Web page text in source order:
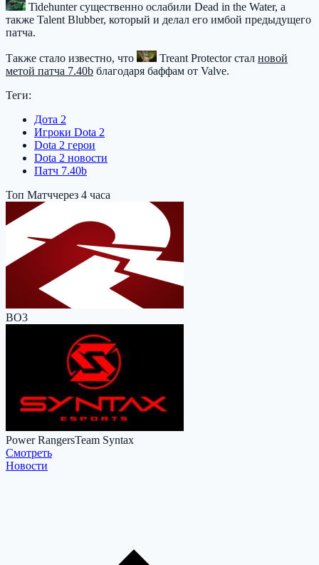
Tidehunterсущественно ослабили Dead in the Water, а
также Talent Blubber, который и делал его имбой предыдущего
патча.
Также стало известно, что Treant Protectorстал новой
метой патча 7.40b благодаря баффам от Valve.
Теги:
Дота 2
Игроки Dota 2
Dota 2 герои
Dota 2 новости
Патч 7.40b
Топ Матччерез 4 часа
BO3
Power RangersTeam Syntax
Cмотреть
Новости